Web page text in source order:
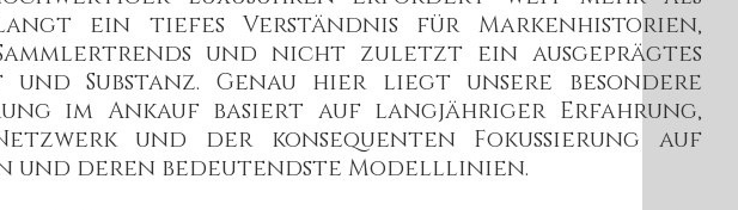
ein tiefes Verständnis für Markenhistorien,
und nicht zuletzt ein ausgeprägtes
Substanz. Genau hier liegt unsere besondere
im Ankauf basiert auf langjähriger Erfahrung,
und der konsequenten Fokussierung auf
und deren bedeutendste Modelllinien.